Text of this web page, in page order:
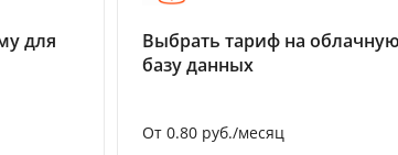
для
Выбрать тариф на
базу данных
От 0.80 руб./месяц